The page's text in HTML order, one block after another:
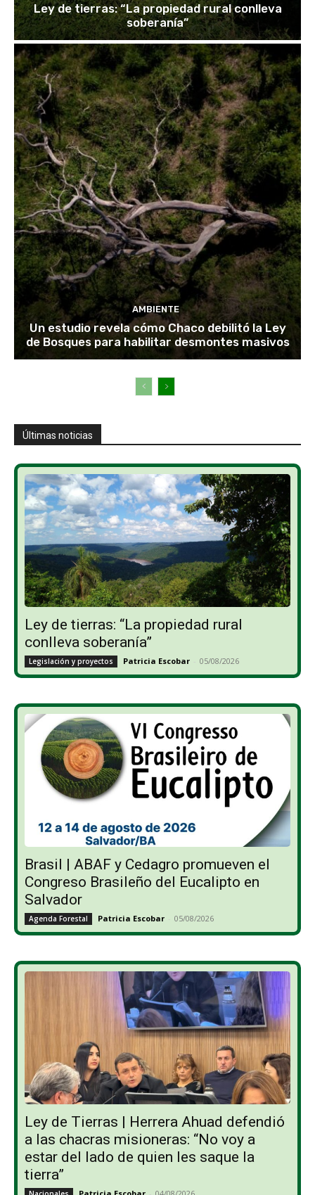
Ley de tierras: “La propiedad rural conlleva
soberanía”
AMBIENTE
Un estudio revela cómo Chaco debilitó la Ley
de Bosques para habilitar desmontes masivos
Últimas noticias
Ley de tierras: “La propiedad rural
conlleva soberanía”
Legislación y proyectos Patricia Escobar - 05/08/2026
Brasil | ABAF y Cedagro promueven el
Congreso Brasileño del Eucalipto en
Salvador
Agenda Forestal Patricia Escobar - 05/08/2026
Ley de Tierras | Herrera Ahuad defendió
a las chacras misioneras: “No voy a
estar del lado de quien les saque la
tierra”